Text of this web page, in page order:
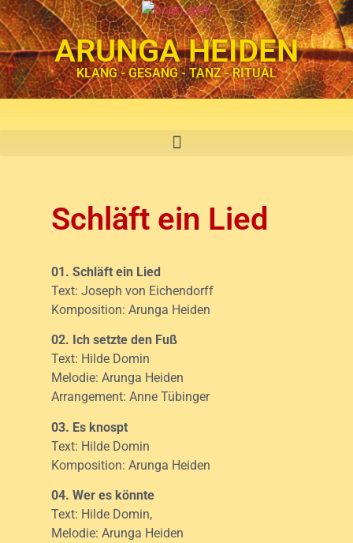
ARUNGA HEIDEN
KLANG - GESANG - TANZ - RITUAL
Schläft ein Lied
01. Schläft ein Lied
Text: Joseph von Eichendorff
Komposition: Arunga Heiden
02. Ich setzte den Fuß
Text: Hilde Domin
Melodie: Arunga Heiden
Arrangement: Anne Tübinger
03. Es knospt
Text: Hilde Domin
Komposition: Arunga Heiden
04. Wer es könnte
Text: Hilde Domin,
Melodie: Arunga Heiden